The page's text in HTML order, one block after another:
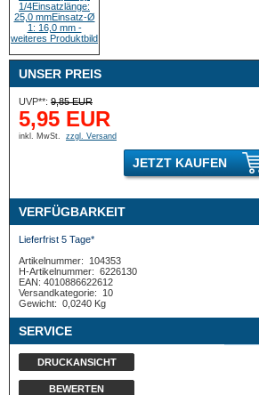
UNSER PREIS
UVP**: 9,85 EUR
5,95 EUR
inkl. MwSt. zzgl. Versand
JETZT KAUFEN
VERFÜGBARKEIT
Lieferfrist 5 Tage*
Artikelnummer:
104353
H-Artikelnummer: 6226130
EAN: 4010886622612
Versandkategorie:
10
Gewicht: 0,0240 Kg
SERVICE
DRUCKANSICHT
BEWERTEN